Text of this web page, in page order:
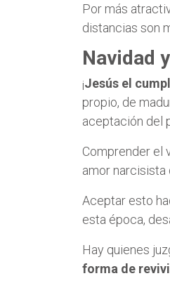
Por más
distancias son
Navidad
¡Jesús el
propio, de
aceptación del
Comprender el
amor narcisista
Aceptar esto
esta época,
Hay quienes
forma de